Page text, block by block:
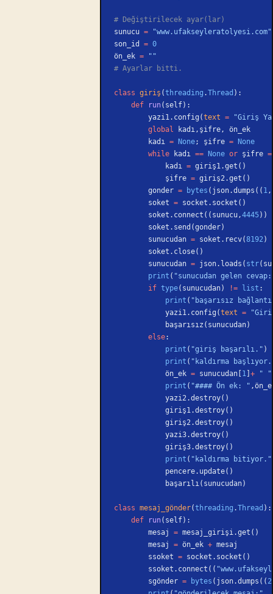
# Değiştirilecek ayar(lar)
sunucu = "www.ufakseyleratolyesi.com"
son_id = 0
ön_ek = ""
# Ayarlar bitti.
class giriş (threading .Thread ):
    def
run(self):
        yazi1.config(
text = "Giriş
        global
kadı,şifre, ön_ek
        kadı
= None; şifre = None
        while
kadı == None or şifre
            kadı
= giriş1.get()
            şifre
= giriş2.get()
        gonder
= bytes (json.dumps(( 1
        soket
= socket.socket()
        soket.connect((sunucu,
4445))
        soket.send(gonder)
        sunucudan
= soket.recv(8192 )
        soket.close()
        sunucudan
= json.loads( str
        print
( "sunucudan gelen
        if
type(sunucudan) != list :
            print
( "başarısız
            yazi1.config(
text = "Giriş
            başarısız(sunucudan)
        else
:
            print
( "giriş başarılı." )
            print
( "kaldırma
            ön_ek
= sunucudan[1 ]+ " "
            print
( "#### Ön ek: "
            yazi2.destroy()
            giriş1.destroy()
            giriş2.destroy()
            yazi3.destroy()
            giriş3.destroy()
            print
( "kaldırma bitiyor."
            pencere.update()
            başarılı(sunucudan)
class mesaj_gönder(threading .Thread ):
    def
run(self):
        mesaj
= mesaj_girişi.get()
        mesaj
= ön_ek + mesaj
        ssoket
= socket.socket()
        ssoket.connect((
        sgönder
= bytes (json.dumps(( 2